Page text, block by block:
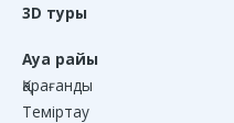
3D туры
Ауа райы
Қарағанды
Теміртау